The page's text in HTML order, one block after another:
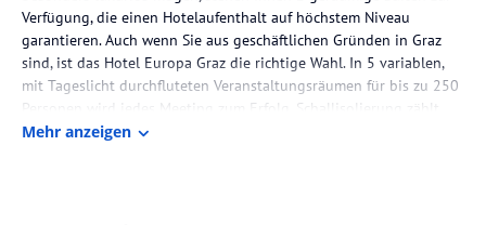
Verfügung, die einen Hotelaufenthalt auf höchstem Niveau
garantieren. Auch wenn Sie aus geschäftlichen Gründen in Graz
sind, ist das Hotel Europa Graz die richtige Wahl. In 5 variablen,
mit Tageslicht durchfluteten Veranstaltungsräumen für bis zu 250
Personen wird jedes Meeting zum Erfolg. Schallisolierung zählt
hier genauso zum Standard wie Vollklimatisierung - so können Sie
Mehr anzeigen